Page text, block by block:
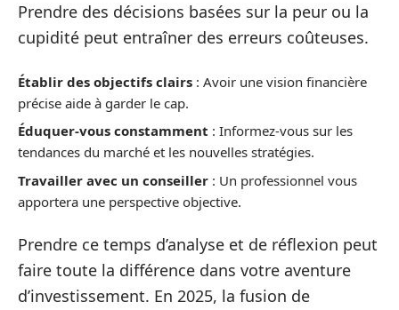
Prendre des décisions basées sur la peur ou la
cupidité peut entraîner des erreurs coûteuses.
Établir des objectifs clairs : Avoir une vision financière
précise aide à garder le cap.
Éduquer-vous constamment : Informez-vous sur les
tendances du marché et les nouvelles stratégies.
Travailler avec un conseiller : Un professionnel vous
apportera une perspective objective.
Prendre ce temps d’analyse et de réflexion peut
faire toute la différence dans votre aventure
d’investissement. En 2025, la fusion de